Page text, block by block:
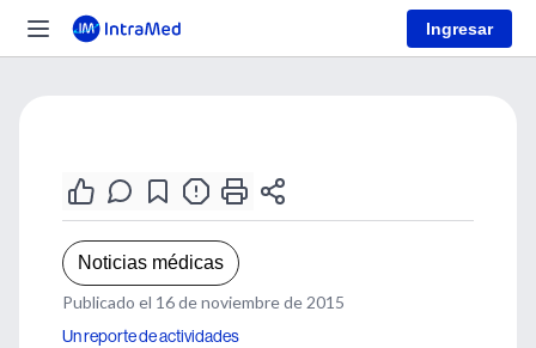
Ingresar
Noticias médicas
Publicado el 16 de noviembre de 2015
Un reporte de actividades